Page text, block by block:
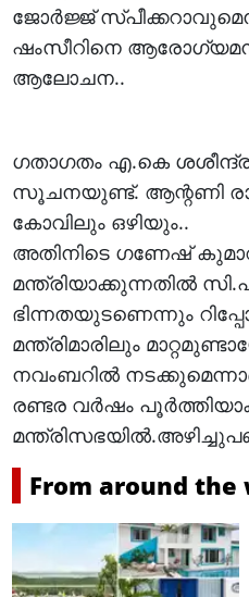
ജോര്‍ജ്ജ്
ഷംസീറിനെ
ആലോചന..
ഗതാഗതം എ.കെ
സൂചനയുണ്ട്. ആന്റണി
കോവിലും ഒഴിയും..
അതിനിടെ ഗണേഷ്
മന്ത്രിയാക്കുന്നതില്‍
ഭിന്നതയുടണെന്നും
മന്ത്രിമാരിലും
നവംബറില്‍
രണ്ടര വര്‍ഷം
From around the